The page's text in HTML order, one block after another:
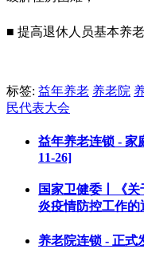
■ 提高退休人员基本养
标签: 益年养老 养老院
民代表大会
益年养老连锁 - 家
11-26]
国家卫健委丨《
炎疫情防控工作的
养老院连锁 - 正式